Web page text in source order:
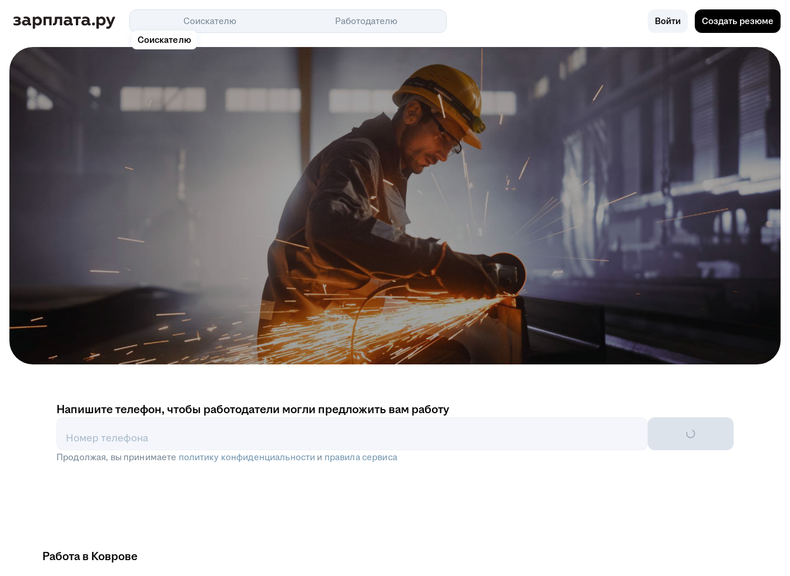
Соискателю
Соискателю
Работодателю Войти Создать резюме
Напишите телефон, чтобы работодатели могли предложить вам работу
Номер телефона
Продолжая, вы принимаете политику конфиденциальности и правила сервиса
Работа в Коврове